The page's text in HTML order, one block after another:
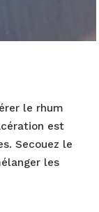
le rhum
est
Secouez le
les